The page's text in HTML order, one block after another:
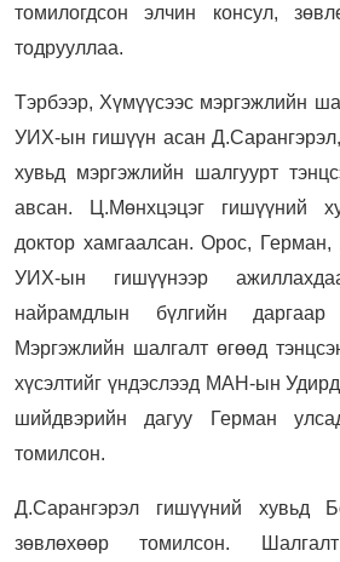
томилогдсон элчин консул,
тодрууллаа.
Тэрбээр, Хүмүүсээс мэргэжлийн
УИХ-ын гишүүн асан
хувьд мэргэжлийн шалгуурт
авсан. Ц.Мөнхцэцэг гишүүний
доктор хамгаалсан. Орос,
УИХ-ын гишүүнээр
найрамдлын бүлгийн
Мэргэжлийн шалгалт өгөөд
хүсэлтийг үндэслээд МАН-ын
шийдвэрийн дагуу Герман
томилсон.
Д.Сарангэрэл гишүүний хувьд
зөвлөхөөр томилсон.